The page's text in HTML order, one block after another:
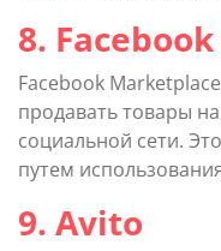
8.
Facebook
продавать товары
социальной сети.
путем
9. Avito